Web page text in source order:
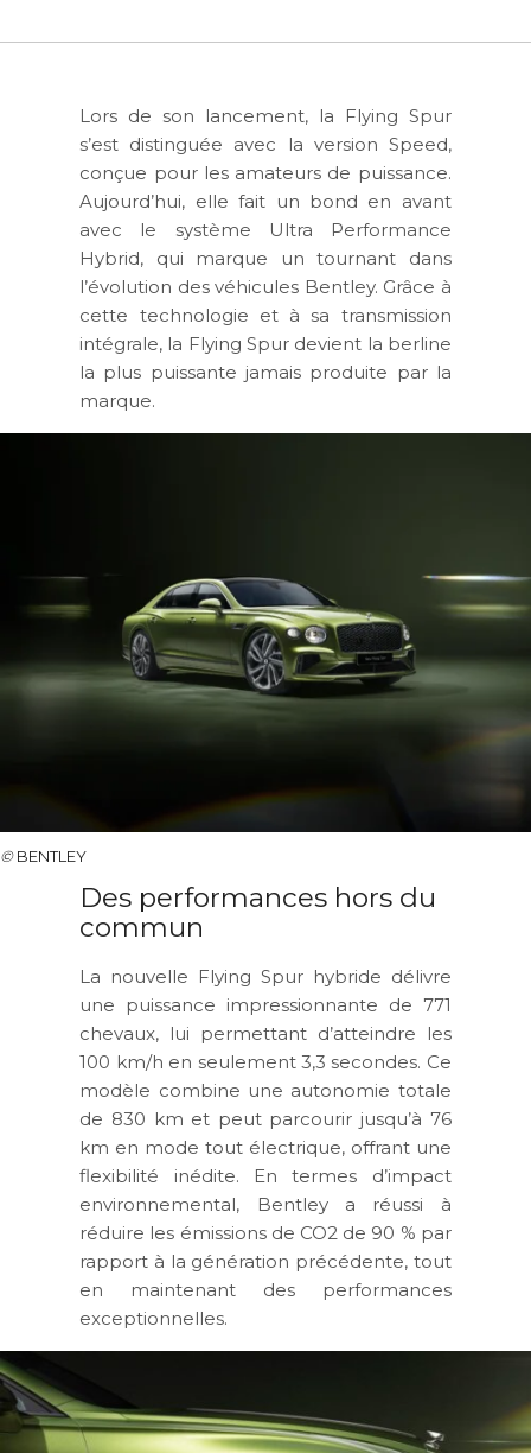
Lors de son lancement, la Flying Spur
s’est distinguée avec la version Speed,
conçue pour les amateurs de puissance.
Aujourd’hui, elle fait un bond en avant
avec le système Ultra Performance
Hybrid, qui marque un tournant dans
l’évolution des véhicules Bentley. Grâce à
cette technologie et à sa transmission
intégrale, la Flying Spur devient la berline
la plus puissante jamais produite par la
marque.
©BENTLEY
Des performances hors du
commun
La nouvelle Flying Spur hybride délivre
une puissance impressionnante de 771
chevaux, lui permettant d’atteindre les
100 km/h en seulement 3,3 secondes. Ce
modèle combine une autonomie totale
de 830 km et peut parcourir jusqu’à 76
km en mode tout électrique, offrant une
flexibilité inédite. En termes d’impact
environnemental, Bentley a réussi à
réduire les émissions de CO2 de 90 % par
rapport à la génération précédente, tout
en maintenant des performances
exceptionnelles.